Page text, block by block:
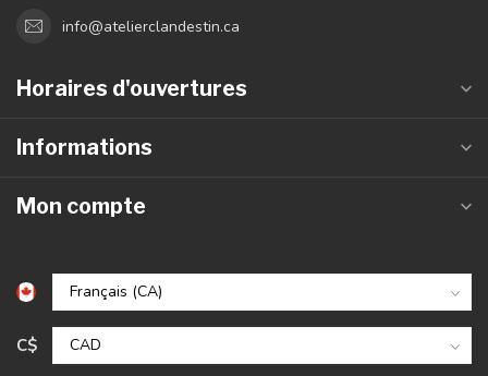
info@atelierclandestin.ca
Horaires d'ouvertures
Informations
Mon compte
C$